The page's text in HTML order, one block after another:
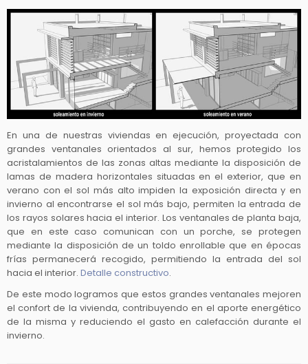
En una de nuestras viviendas en ejecución, proyectada con
grandes ventanales orientados al sur, hemos protegido los
acristalamientos de las zonas altas mediante la disposición de
lamas de madera horizontales situadas en el exterior, que en
verano con el sol más alto impiden la exposición directa y en
invierno al encontrarse el sol más bajo, permiten la entrada de
los rayos solares hacia el interior. Los ventanales de planta baja,
que en este caso comunican con un porche, se protegen
mediante la disposición de un toldo enrollable que en épocas
frías permanecerá recogido, permitiendo la entrada del sol
hacia el interior. Detalle constructivo.
De este modo logramos que estos grandes ventanales mejoren
el confort de la vivienda, contribuyendo en el aporte energético
de la misma y reduciendo el gasto en calefacción durante el
invierno.